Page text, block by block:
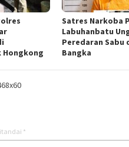
Hongkong
Satres Narkoba
Labuhanbatu
Peredaran Sabu
Bangka
*